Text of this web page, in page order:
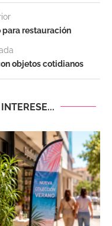
para restauración
objetos cotidianos